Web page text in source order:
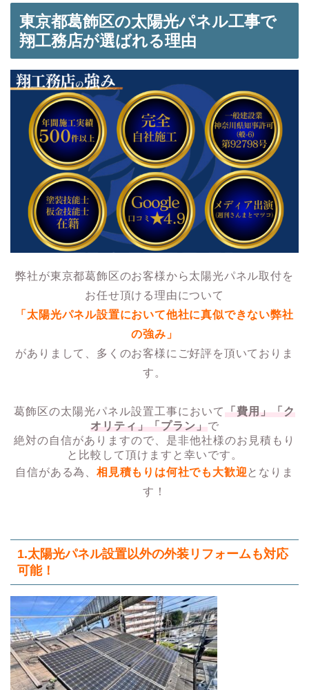
東京都葛飾区の太陽光パネル工事で
翔工務店が選ばれる理由
弊社が東京都葛飾区のお客様から太陽光パネル取付を
お任せ頂ける理由について
「太陽光パネル設置において他社に真似できない弊社
の強み」
がありまして、多くのお客様にご好評を頂いておりま
す。
葛飾区の太陽光パネル設置工事において
「費用」「ク
オリティ」「プラン」 で
絶対の自信がありますので、是非他社様のお見積もり
と比較して頂けますと幸いです。
自信がある為、 相見積もりは何社でも大歓迎 となりま
す！
1.太陽光パネル設置以外の外装リフォームも対応
可能！